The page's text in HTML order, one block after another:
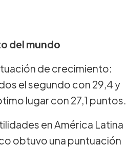
del mundo
de crecimiento:
el segundo con 29,4 y
lugar con 27,1 puntos.
en América Latina
obtuvo una puntuación